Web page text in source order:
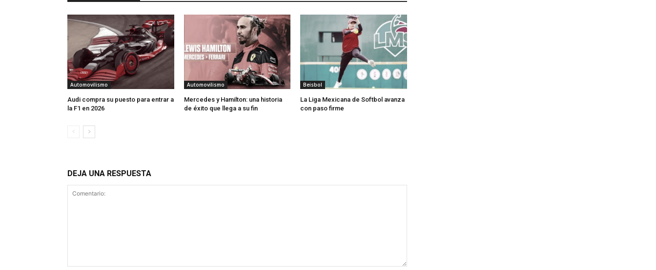
Automovilismo
Audi compra su puesto para entrar a
la F1 en 2026
Automovilismo
Mercedes y Hamilton: una historia
de éxito que llega a su fin
Beisbol
La Liga Mexicana de Softbol avanza
con paso firme
DEJA UNA RESPUESTA